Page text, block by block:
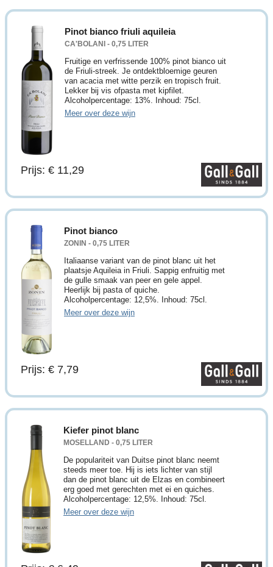
Pinot bianco friuli aquileia
CA'BOLANI - 0,75 LITER
Fruitige en verfrissende 100% pinot bianco uit
de Friuli-streek. Je ontdektbloemige geuren
van acacia met witte perzik en tropisch fruit.
Lekker bij vis ofpasta met kipfilet.
Alcoholpercentage: 13%. Inhoud: 75cl.
Meer over deze wijn
Prijs: € 11,29
Pinot bianco
ZONIN - 0,75 LITER
Italiaanse variant van de pinot blanc uit het
plaatsje Aquileia in Friuli. Sappig enfruitig met
de gulle smaak van peer en gele appel.
Heerlijk bij pasta of quiche.
Alcoholpercentage: 12,5%. Inhoud: 75cl.
Meer over deze wijn
Prijs: € 7,79
Kiefer pinot blanc
MOSELLAND - 0,75 LITER
De populariteit van Duitse pinot blanc neemt
steeds meer toe. Hij is iets lichter van stijl
dan de pinot blanc uit de Elzas en combineert
erg goed met gerechten met ei en quiches.
Alcoholpercentage: 12,5%. Inhoud: 75cl.
Meer over deze wijn